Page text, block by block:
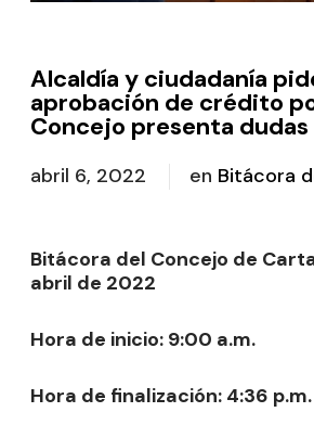
Alcaldía y ciudadanía
aprobación de crédito
Concejo presenta dudas
abril 6, 2022 en Bitácora
Bitácora del Concejo de
abril de 2022
Hora de inicio: 9:00 a.m.
Hora de finalización: 4:36 p.m.